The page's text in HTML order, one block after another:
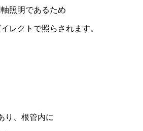
照明であるため
レクトで照らされます。
り、根管内に